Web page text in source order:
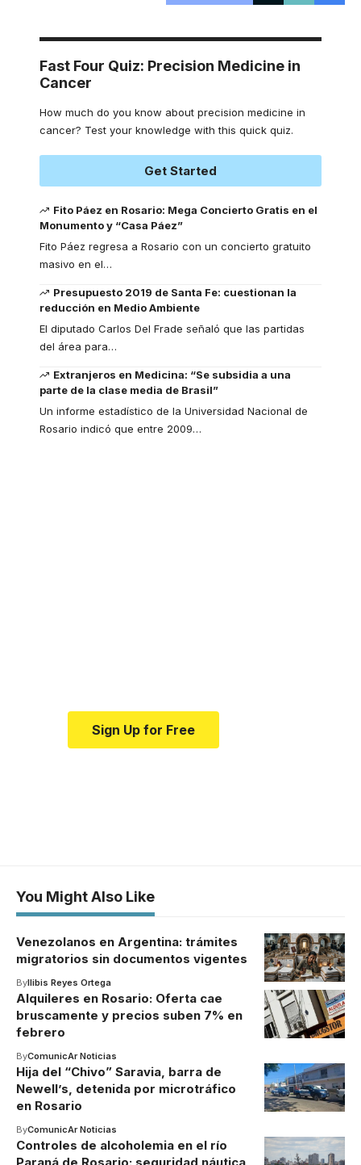
Fast Four Quiz: Precision Medicine in
Cancer
How much do you know about precision medicine in
cancer? Test your knowledge with this quick quiz.
Get Started
Fito Páez en Rosario: Mega Concierto Gratis en el
Monumento y “Casa Páez”
Fito Páez regresa a Rosario con un concierto gratuito
masivo en el…
Presupuesto 2019 de Santa Fe: cuestionan la
reducción en Medio Ambiente
El diputado Carlos Del Frade señaló que las partidas
del área para…
Extranjeros en Medicina: “Se subsidia a una
parte de la clase media de Brasil”
Un informe estadístico de la Universidad Nacional de
Rosario indicó que entre 2009…
Sign Up for Free
You Might Also Like
Venezolanos en Argentina: trámites
migratorios sin documentos vigentes
ByIlibis Reyes Ortega
Alquileres en Rosario: Oferta cae
bruscamente y precios suben 7% en
febrero
ByComunicAr Noticias
Hija del “Chivo” Saravia, barra de
Newell’s, detenida por microtráfico
en Rosario
ByComunicAr Noticias
Controles de alcoholemia en el río
Paraná de Rosario: seguridad náutica